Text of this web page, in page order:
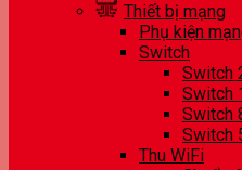
Thiết bị mạng
Phụ kiện
Switch
Switch
Switch
Switch
Switch
Thu WiFi